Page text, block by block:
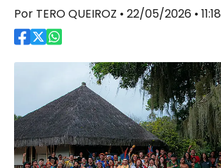
Por TERO QUEIROZ • 22/05/2026 • 11:18